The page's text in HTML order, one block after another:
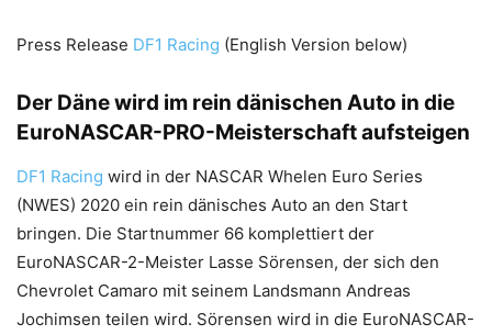
Press Release DF1 Racing (English Version below)
Der Däne wird im rein dänischen Auto in die
EuroNASCAR-PRO-Meisterschaft aufsteigen
DF1 Racing wird in der NASCAR Whelen Euro Series
(NWES) 2020 ein rein dänisches Auto an den Start
bringen. Die Startnummer 66 komplettiert der
EuroNASCAR-2-Meister Lasse Sörensen, der sich den
Chevrolet Camaro mit seinem Landsmann Andreas
Jochimsen teilen wird. Sörensen wird in die EuroNASCAR-